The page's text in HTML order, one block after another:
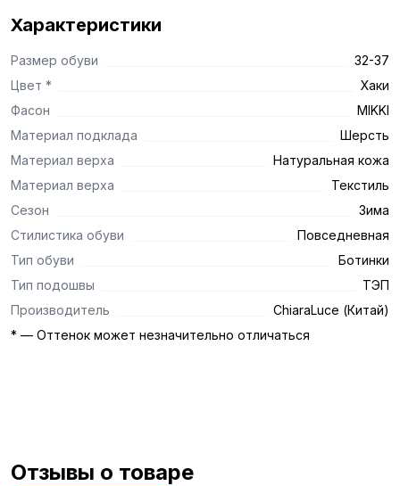
Характеристики
Размер обуви
32-37
Цвет *
Хаки
Фасон
MIKKI
Материал подклада
Шерсть
Материал верха
Натуральная кожа
Материал верха
Текстиль
Сезон
Зима
Стилистика обуви
Повседневная
Тип обуви
Ботинки
Тип подошвы
ТЭП
Производитель
ChiaraLuce (Китай)
* — Оттенок может незначительно отличаться
Отзывы о товаре